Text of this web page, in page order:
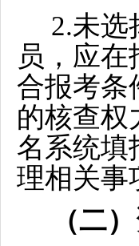
2.未选
员，应
合报考条
的核查权
名系统填
理相关事
（二